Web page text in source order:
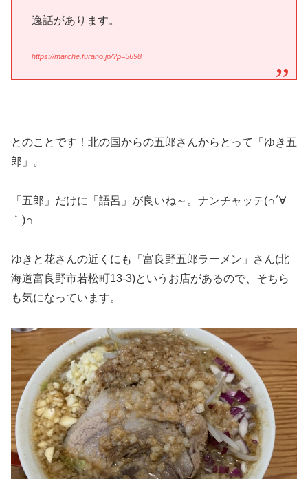
逸話があります。
https://marche.furano.jp/?p=5698
とのことです！北の国からの五郎さんからとって「ゆき五
郎」。
「五郎」だけに「語呂」が良いね～。ナンチャッテ(∩´∀
｀)∩
ゆきと花さんの近くにも「富良野五郎ラーメン」さん(北
海道富良野市若松町13-3)というお店があるので、そちら
も気になっています。